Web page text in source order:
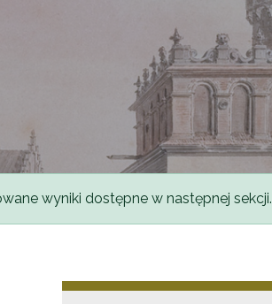
wyniki dostępne w następnej sekcji.